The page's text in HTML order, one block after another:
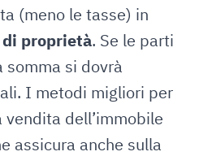
(meno le tasse) in
proprietà. Se le parti
somma si dovrà
I metodi migliori per
dell’immobile
assicura anche sulla